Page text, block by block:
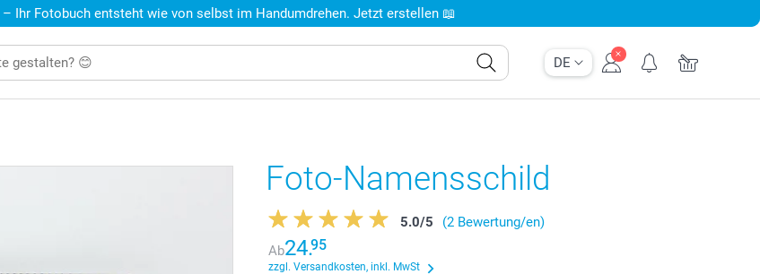
DE
– Ihr Fotobuch entsteht wie von selbst im Handumdrehen. Jetzt erstellen 📖
Foto-Namensschild
5.0/5
(2 Bewertung/en)
Ab24.95
zzgl. Versandkosten, inkl. MwSt